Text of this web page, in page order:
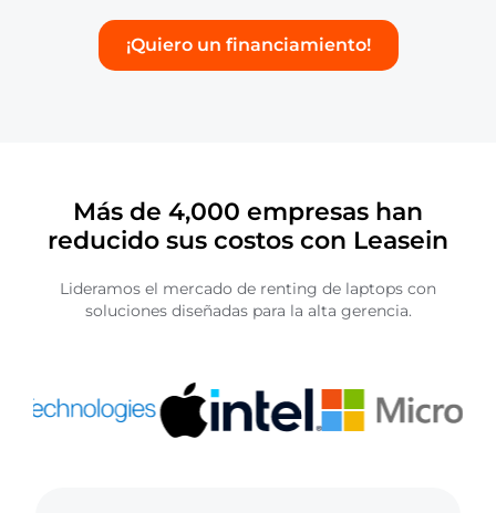
¡Quiero un financiamiento!
Más de 4,000 empresas han
reducido sus costos con Leasein
Lideramos el mercado de renting de laptops con
soluciones diseñadas para la alta gerencia.